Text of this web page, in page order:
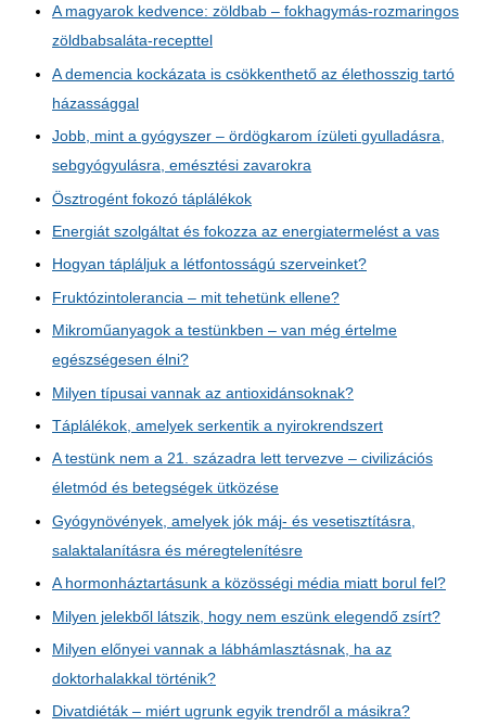
A magyarok kedvence: zöldbab – fokhagymás-rozmaringos
zöldbabsaláta-recepttel
A demencia kockázata is csökkenthető az élethosszig tartó
házassággal
Jobb, mint a gyógyszer – ördögkarom ízületi gyulladásra,
sebgyógyulásra, emésztési zavarokra
Ösztrogént fokozó táplálékok
Energiát szolgáltat és fokozza az energiatermelést a vas
Hogyan tápláljuk a létfontosságú szerveinket?
Fruktózintolerancia – mit tehetünk ellene?
Mikroműanyagok a testünkben – van még értelme
egészségesen élni?
Milyen típusai vannak az antioxidánsoknak?
Táplálékok, amelyek serkentik a nyirokrendszert
A testünk nem a 21. századra lett tervezve – civilizációs
életmód és betegségek ütközése
Gyógynövények, amelyek jók máj- és vesetisztításra,
salaktalanításra és méregtelenítésre
A hormonháztartásunk a közösségi média miatt borul fel?
Milyen jelekből látszik, hogy nem eszünk elegendő zsírt?
Milyen előnyei vannak a lábhámlasztásnak, ha az
doktorhalakkal történik?
Divatdiéták – miért ugrunk egyik trendről a másikra?